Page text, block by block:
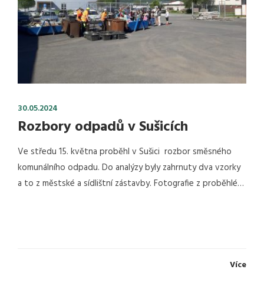
30.05.2024
Rozbory odpadů v Sušicích
Ve středu 15. května proběhl v Sušici rozbor směsného
komunálního odpadu. Do analýzy byly zahrnuty dva vzorky
a to z městské a sídlištní zástavby. Fotografie z proběhlé…
Více